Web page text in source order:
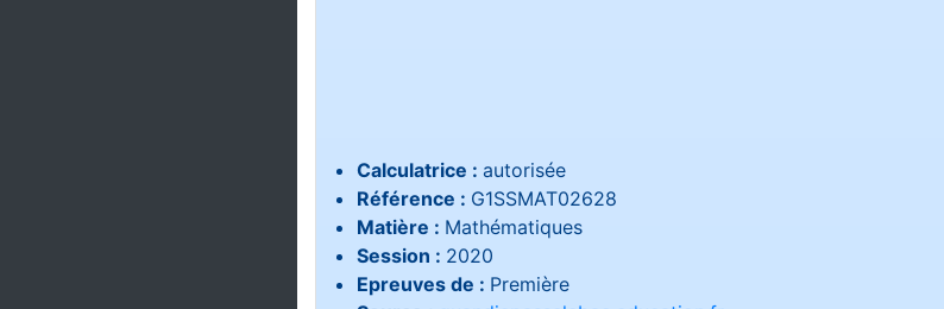
Calculatrice : autorisée
Référence : G1SSMAT02628
Matière : Mathématiques
Session : 2020
Epreuves de : Première